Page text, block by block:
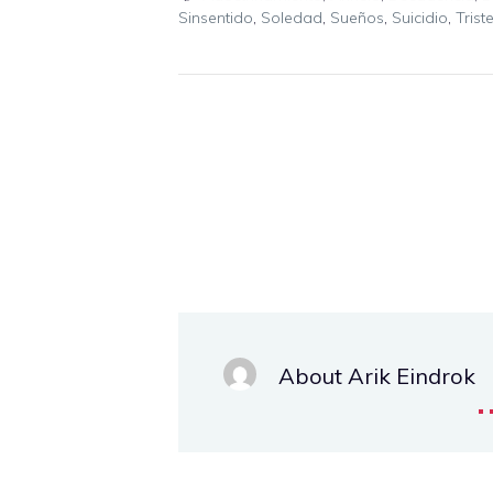
Sinsentido, Soledad, Sueños, Suicidio,
About Arik Eindrok